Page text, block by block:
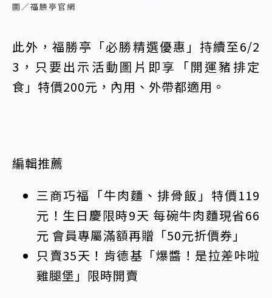
圖／福勝亭官網
此外，福勝亭「必勝精選優惠」持續至6/2
3，只要出示活動圖片即享「開運豬排定
食」特價200元，內用、外帶都適用。
編輯推薦
三商巧福「牛肉麵、排骨飯」特價119
元！生日慶限時9天 每碗牛肉麵現省66
元 會員專屬滿額再贈「50元折價券」
只賣35天！肯德基「爆醬！是拉差咔啦
雞腿堡」限時開賣